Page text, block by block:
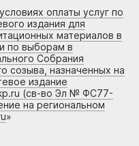
оплаты услуг по
издания для
материалов в
по выборам в
Собрания
созыва, назначенных на
издание
(св-во Эл № ФС77-
на региональном
»